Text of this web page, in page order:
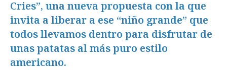
Cries”, una nueva propuesta con la que
invita a liberar a ese “niño grande” que
todos llevamos dentro para disfrutar de
unas patatas al más puro estilo
americano.